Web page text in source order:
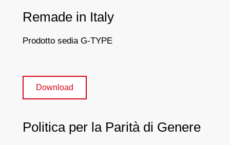
Remade in Italy
Prodotto sedia G-TYPE
Download
Politica per la Parità di Genere